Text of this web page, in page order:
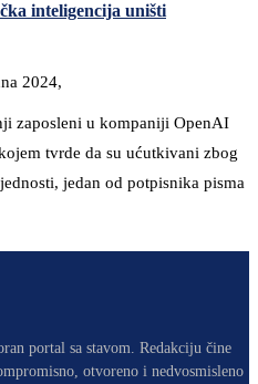
inteligencija uništi
2024,
zaposleni u kompaniji OpenAI
tvrde da su ućutkivani zbog
jedan od potpisnika pisma
portal sa stavom. Redakciju čine
otvoreno i nedvosmisleno